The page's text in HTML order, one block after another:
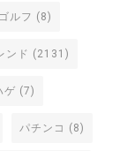
ゴルフ (8)
ンド (2131)
ゲ (7)
パチンコ (8)